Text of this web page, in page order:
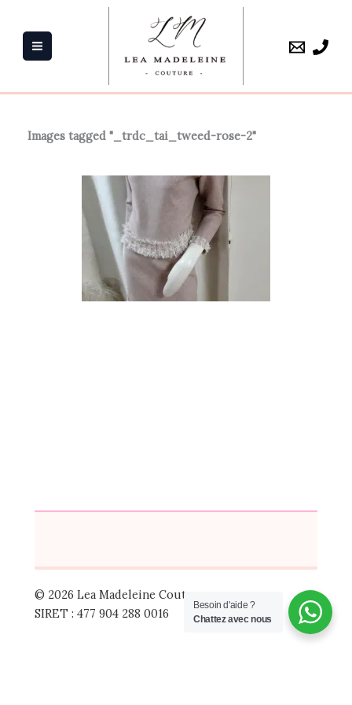
contenu
Images tagged "_trdc_tai_tweed-rose-2"
© 2026 Lea Madeleine Couture
SIRET : 477 904 288 0016
Besoin d'aide ?
Chattez avec nous